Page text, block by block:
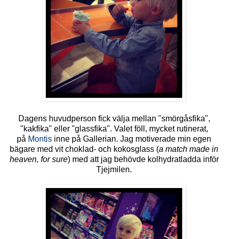
Dagens huvudperson fick välja mellan "smörgåsfika",
"kakfika" eller "glassfika". Valet föll, mycket rutinerat,
på Montis inne på Gallerian. Jag motiverade min egen
bägare med vit choklad- och kokosglass (a match made in
heaven, for sure) med att jag behövde kolhydratladda inför
Tjejmilen.